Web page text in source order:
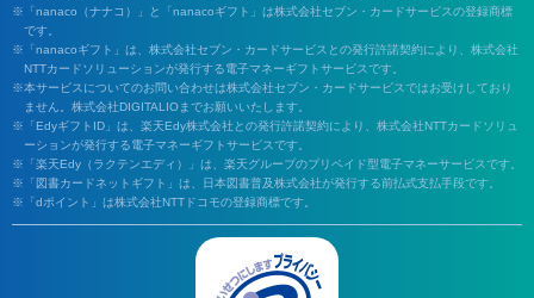
「nanaco（ナナコ）」と「nanacoギフト」は株式会社セブン・カードサービスの登録商標
です。
「nanacoギフト」は、株式会社セブン・カードサービスとの発行許諾契約により、株式会社
NTTカードソリューションが発行する電子マネーギフトサービスです。
本サービスについてのお問い合わせは株式会社セブン・カードサービスではお受けしており
ません。株式会社DIGITALIOまでお願いいたします。
「EdyギフトID」は、楽天Edy株式会社との発行許諾契約により、株式会社NTTカードソリュ
ーションが発行する電子マネーギフトサービスです。
「楽天Edy（ラクテンエディ）」は、楽天グループのプリペイド型電子マネーサービスです。
「図書カードネットギフト」は、日本図書普及株式会社が発行する前払式支払手段です。
「dポイント」は株式会社NTTドコモの登録商標です。